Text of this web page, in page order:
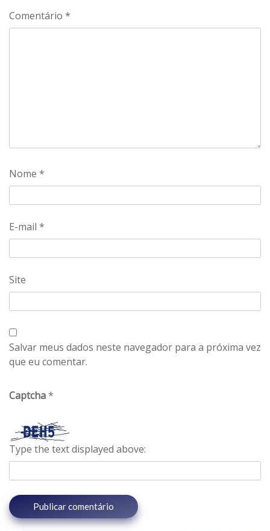
Comentário *
Nome *
E-mail *
Site
Salvar meus dados neste navegador para a próxima vez
que eu comentar.
Captcha*
Type the text displayed above: